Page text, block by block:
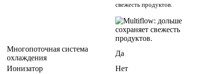
свежесть продуктов.
Многопоточная система
охлаждения
Да
Ионизатор
Нет